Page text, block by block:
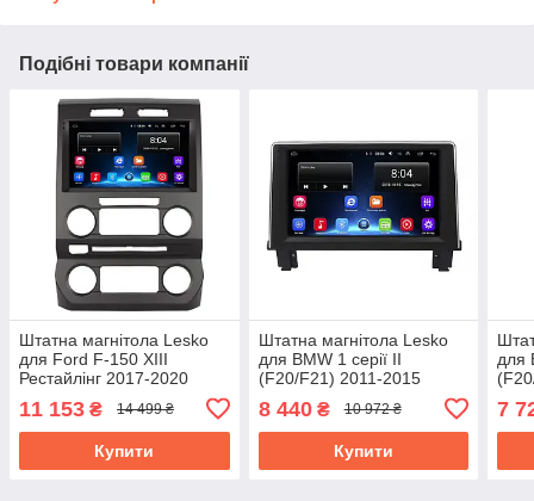
Подібні товари компанії
Штатна магнітола Lesko
для Ford F-150 XIII
Рестайлінг 2017-2020
екран 9" 2/32Gb Wi-Fi GPS
Base Форд
11 153 ₴ 14 499 ₴
Купити
Штатна магнітола Lesko
для BMW 1 серії II
(F20/F21) 2011-2015
екран 9" 2/32Gb Wi-Fi GPS
Base
8 440₴ 10 972 ₴
Купити
для
7